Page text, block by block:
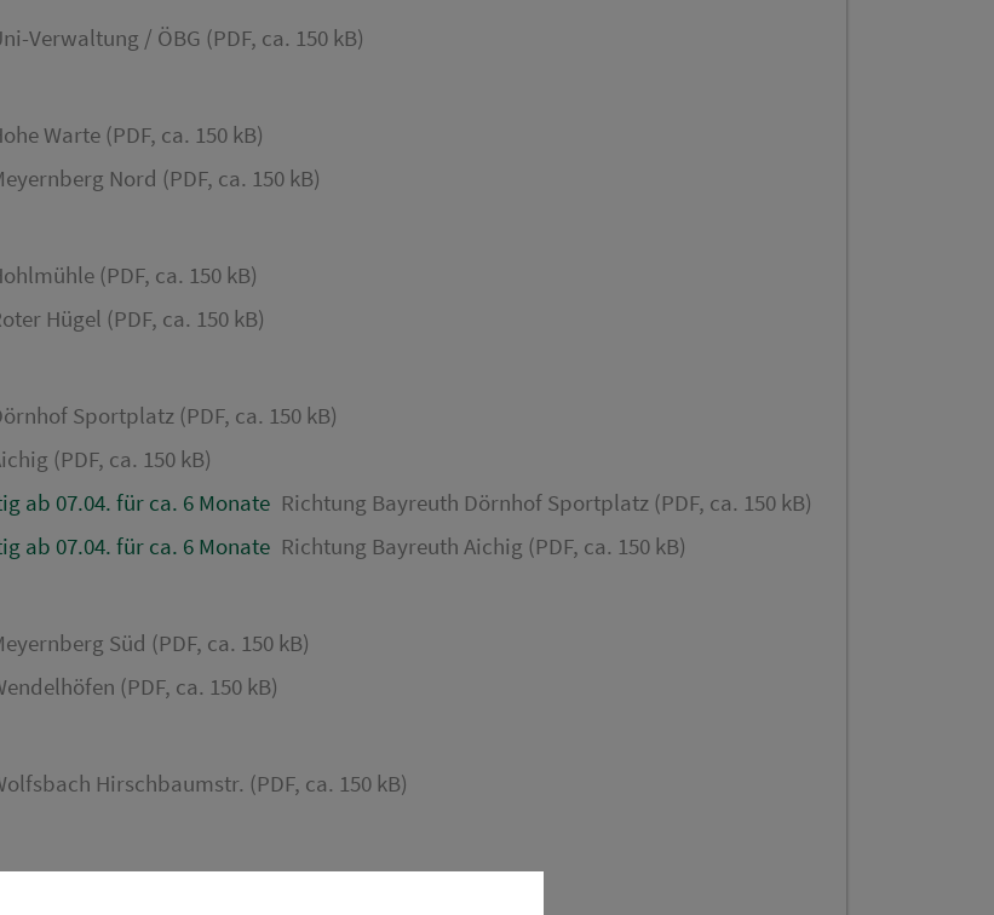
Verwaltung / ÖBG (PDF, ca. 150 kB)
Warte (PDF, ca. 150 kB)
Nord (PDF, ca. 150 kB)
(PDF, ca. 150 kB)
Hügel (PDF, ca. 150 kB)
Sportplatz (PDF, ca. 150 kB)
(PDF, ca. 150 kB)
ab 07.04. für ca. 6 Monate Richtung Bayreuth Dörnhof Sportplatz (PDF, ca. 150 kB)
ab 07.04. für ca. 6 Monate Richtung Bayreuth Aichig (PDF, ca. 150 kB)
Süd (PDF, ca. 150 kB)
(PDF, ca. 150 kB)
Hirschbaumstr. (PDF, ca. 150 kB)
(PDF, ca. 150 kB)